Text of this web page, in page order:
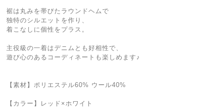
裾は丸みを帯びたラウンドヘムで
独特のシルエットを作り、
着こなしに個性をプラス。
主役級の一着はデニムとも好相性で、
遊び心のあるコーディネートも楽しめます♪
【素材】ポリエステル60% ウール40%
【カラー】レッド×ホワイト